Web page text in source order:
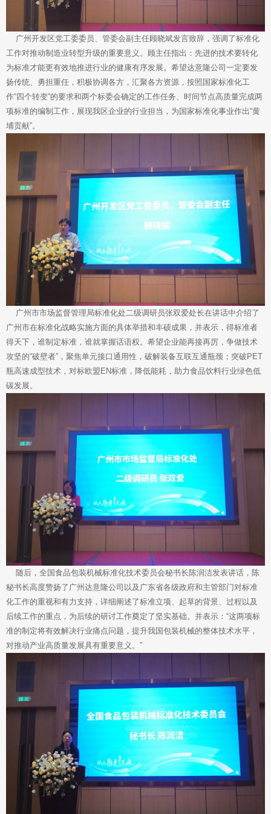
广州开发区党工委委员、管委会副主任顾晓斌发言致辞，强调了标准化
工作对推动制造业转型升级的重要意义。顾主任指出：先进的技术要转化
为标准才能更有效地推进行业的健康有序发展。希望达意隆公司一定要发
扬传统、勇担重任，积极协调各方，汇聚各方资源，按照国家标准化工
作“四个转变”的要求和两个标委会确定的工作任务、时间节点高质量完成两
项标准的编制工作，展现我区企业的行业担当，为国家标准化事业作出“黄
埔贡献”。
广州市市场监督管理局标准化处二级调研员张双爱处长在讲话中介绍了
广州市在标准化战略实施方面的具体举措和丰硕成果，并表示，得标准者
得天下，谁制定标准，谁就掌握话语权。希望企业能再接再厉，争做技术
攻坚的“破壁者”，聚焦单元接口通用性，破解装备互联互通瓶颈；突破PET
瓶高速成型技术，对标欧盟EN标准，降低能耗，助力食品饮料行业绿色低
碳发展。
随后，全国食品包装机械标准化技术委员会秘书长陈润洁发表讲话，陈
秘书长高度赞扬了广州达意隆公司以及广东省各级政府和主管部门对标准
化工作的重视和有力支持，详细阐述了标准立项、起草的背景、过程以及
后续工作的重点，为后续的研讨工作奠定了坚实基础。并表示：“这两项标
准的制定将有效解决行业痛点问题，提升我国包装机械的整体技术水平，
对推动产业高质量发展具有重要意义。”